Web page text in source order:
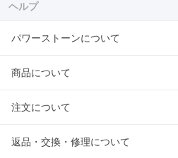
ヘルプ
パワーストーンについて
商品について
注文について
返品・交換・修理について